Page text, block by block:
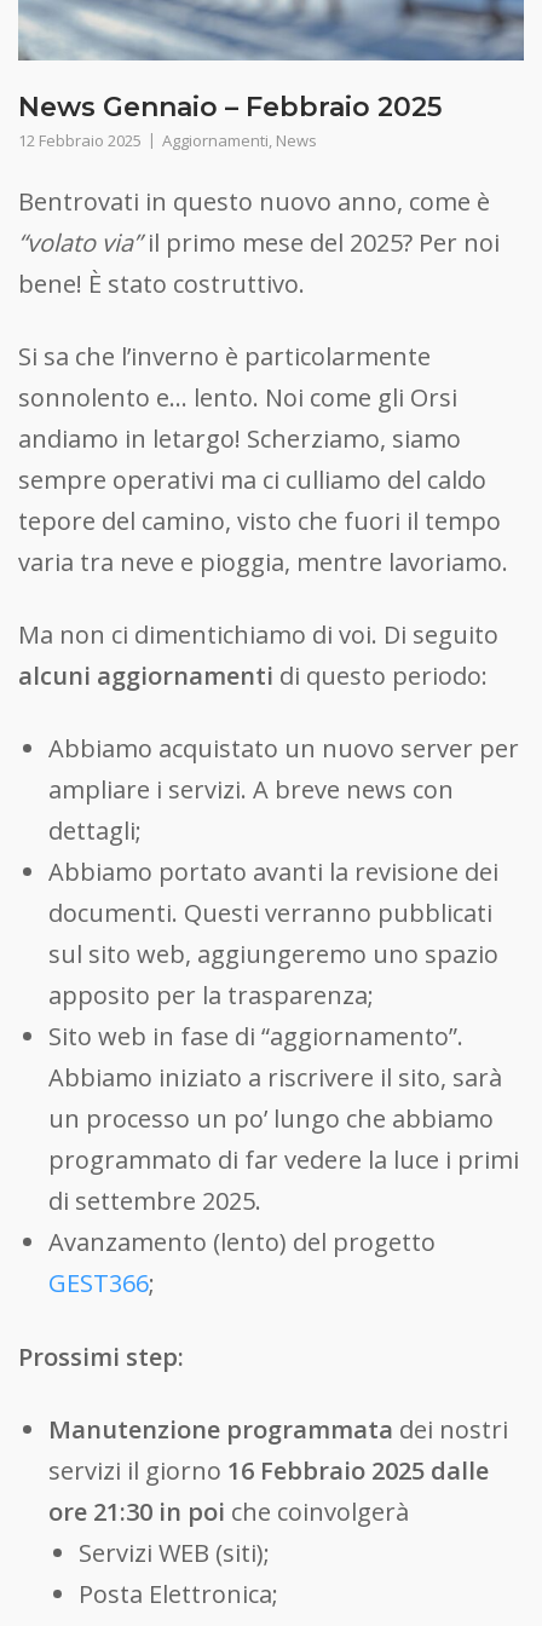
News Gennaio – Febbraio 2025
12 Febbraio 2025 Aggiornamenti, News
Bentrovati in questo nuovo anno, come è
“volato via”il primo mese del 2025? Per noi
bene! È stato costruttivo.
Si sa che l’inverno è particolarmente
sonnolento e… lento. Noi come gli Orsi
andiamo in letargo! Scherziamo, siamo
sempre operativi ma ci culliamo del caldo
tepore del camino, visto che fuori il tempo
varia tra neve e pioggia, mentre lavoriamo.
Ma non ci dimentichiamo di voi. Di seguito
alcuni aggiornamenti di questo periodo:
Abbiamo acquistato un nuovo server per
ampliare i servizi. A breve news con
dettagli;
Abbiamo portato avanti la revisione dei
documenti. Questi verranno pubblicati
sul sito web, aggiungeremo uno spazio
apposito per la trasparenza;
Sito web in fase di “aggiornamento”.
Abbiamo iniziato a riscrivere il sito, sarà
un processo un po’ lungo che abbiamo
programmato di far vedere la luce i primi
di settembre 2025.
Avanzamento (lento) del progetto
GEST366;
Prossimi step:
Manutenzione programmata dei nostri
servizi il giorno 16 Febbraio 2025 dalle
ore 21:30 in poi che coinvolgerà
Servizi WEB (siti);
Posta Elettronica;